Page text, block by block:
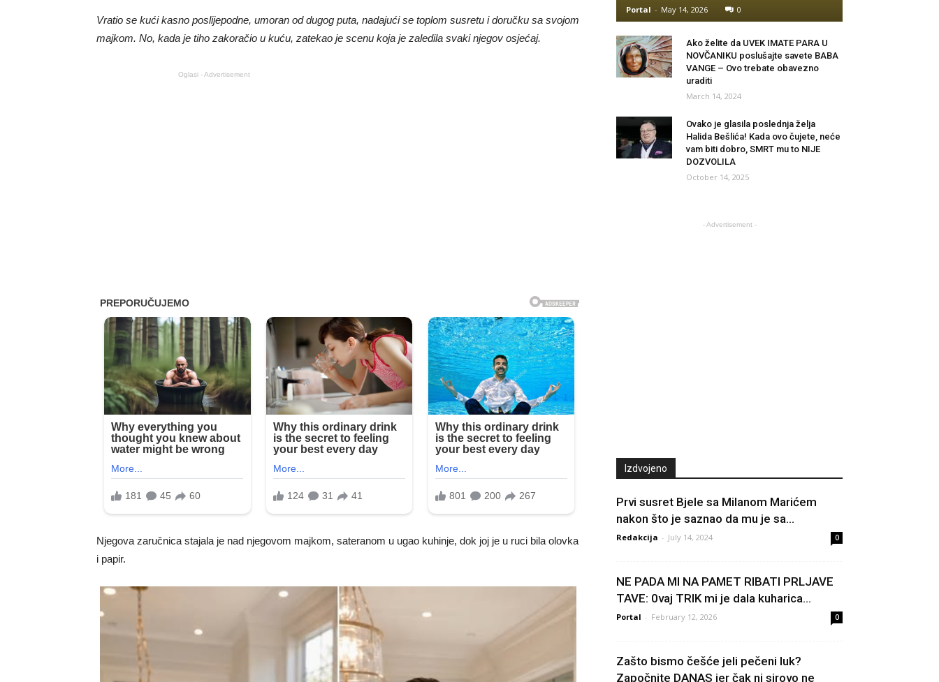
Vratio se kući kasno poslijepodne, umoran od dugog puta, nadajući se toplom susretu i doručku sa svojom
majkom. No, kada je tiho zakoračio u kuću, zatekao je scenu koja je zaledila svaki njegov osjećaj.
Oglasi - Advertisement
Njegova zaručnica stajala je nad njegovom majkom, sateranom u ugao kuhinje, dok joj je u ruci bila olovka
i papir.
Portal - May 14, 2026 0
Ako želite da UVEK IMATE PARA U
NOVČANIKU poslušajte savete BABA
VANGE – Ovo trebate obavezno
uraditi
March 14, 2024
Ovako je glasila poslednja želja
Halida Bešlića! Kada ovo čujete, neće
vam biti dobro, SMRT mu to NIJE
DOZVOLILA
October 14, 2025
- Advertisement -
Izdvojeno
Prvi susret Bjele sa Milanom Marićem
nakon što je saznao da mu je sa...
Redakcija - July 14, 2024 0
NE PADA Ml NA PAMET RlBATI PRLJAVE
TAVE: 0vaj TRIK mi je dala kuharica...
Portal - February 12, 2026 0
Zašto bismo češće jeli pečeni luk?
Započnite DANAS jer čak ni sirovo ne